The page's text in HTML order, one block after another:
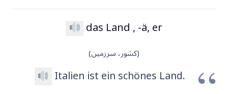
das Land , -ä, er
(کشور، سرزمین)
Italien ist ein schönes Land.